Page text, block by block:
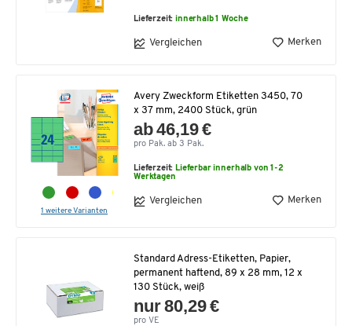
Lieferzeit:innerhalb 1 Woche
Vergleichen Merken
1 weitere Varianten
Avery Zweckform Etiketten 3450, 70
x 37 mm, 2400 Stück, grün
ab 46,19 €
pro Pak. ab 3 Pak.
Lieferzeit: Lieferbar innerhalb von 1-2
Werktagen
Vergleichen Merken
Standard Adress-Etiketten, Papier,
permanent haftend, 89 x 28 mm, 12 x
130 Stück, weiß
nur 80,29 €
pro VE